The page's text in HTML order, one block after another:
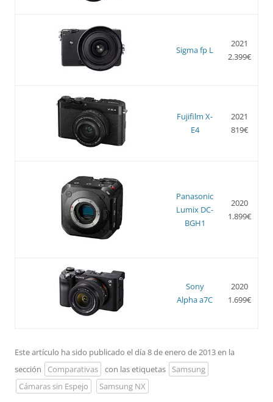
Sigma fp L
2021
2.399€
Fujifilm X-
E4
2021
819€
Panasonic
Lumix DC-
BGH1
2020
1.899€
Sony
Alpha a7C
2020
1.699€
Este artículo ha sido publicado el día 8 de enero de 2013 en la
sección
Comparativas con las etiquetas
Samsung
Cámaras sin Espejo
Samsung NX